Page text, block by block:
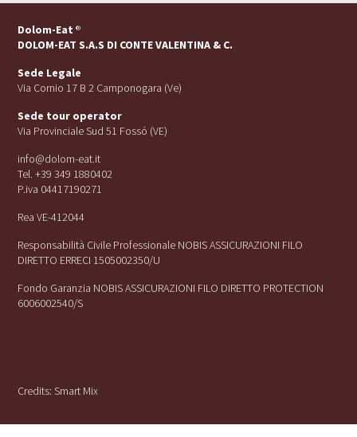
Dolom-Eat ®
DOLOM-EAT S.A.S DI CONTE VALENTINA & C.
Sede Legale
Via Cornio 17 B 2 Camponogara (Ve)
Sede tour operator
Via Provinciale Sud 51 Fossó (VE)
info@dolom-eat.it
Tel. +39 349 1880402
P.iva 04417190271
Rea VE-412044
Responsabilità Civile Professionale NOBIS ASSICURAZIONI FILO
DIRETTO ERRECI 1505002350/U
Fondo Garanzia NOBIS ASSICURAZIONI FILO DIRETTO PROTECTION
6006002540/S
Credits:Smart Mix